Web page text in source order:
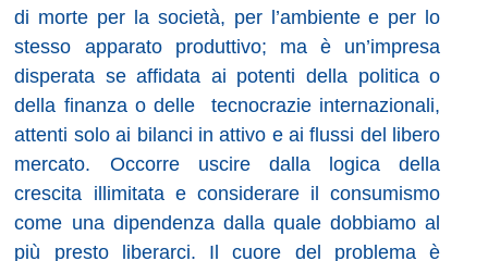
di morte per la società, per l’ambiente e per lo
stesso apparato produttivo; ma è un’impresa
disperata se affidata ai potenti della politica o
della finanza o delle
tecnocrazie internazionali,
attenti solo ai bilanci in attivo e ai flussi del libero
mercato. Occorre uscire dalla logica della
crescita illimitata e considerare il consumismo
come una dipendenza dalla quale dobbiamo al
più presto liberarci. Il cuore del problema è